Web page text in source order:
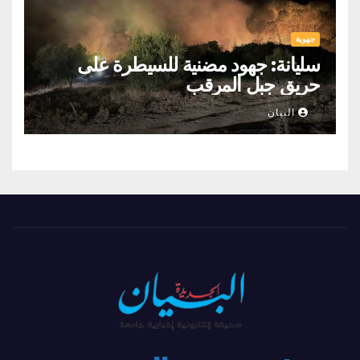
جهوية
سليانة: جهود مضنية للسيطرة على
حريق جبل المرقب
البيان